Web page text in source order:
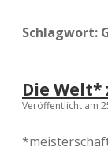
Schlagwort:
Die Welt*
Veröffentlicht am